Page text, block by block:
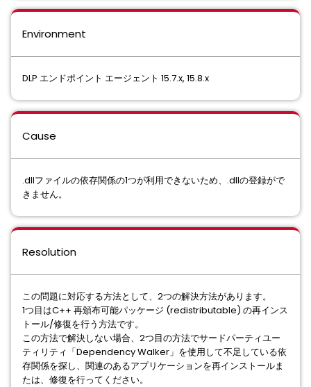
Environment
DLP エンドポイント エージェント 15.7.x, 15.8.x
Cause
.dllファイルの依存関係の1つが利用できないため、.dllの登録がで
きません。
Resolution
この問題に対応する方法として、2つの解決方法があります。
1つ目はC++ 再頒布可能パッケージ (redistributable) の再インス
トール/修復を行う方法です。
この方法で解決しない場合、2つ目の方法でサードパーティユー
ティリティ「Dependency Walker」を使用して不足している依
存関係を探し、関連のあるアプリケーションを再インストールま
たは、修復を行ってください。